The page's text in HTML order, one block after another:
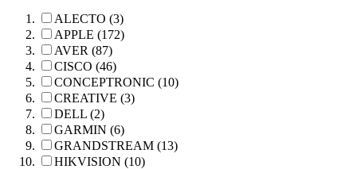
ALECTO (3)
APPLE (172)
AVER (87)
CISCO (46)
CONCEPTRONIC (10)
CREATIVE (3)
DELL (2)
GARMIN (6)
GRANDSTREAM (13)
HIKVISION (10)